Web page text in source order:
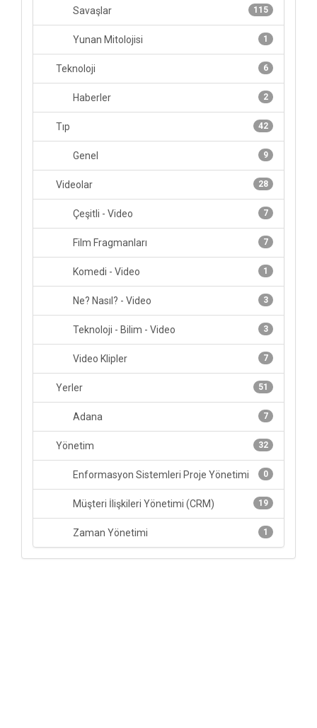
115
Savaşlar
1
Yunan Mitolojisi
6
Teknoloji
2
Haberler
42
Tıp
9
Genel
28
Videolar
7
Çeşitli - Video
7
Film Fragmanları
1
Komedi - Video
3
Ne? Nasıl? - Video
3
Teknoloji - Bilim - Video
7
Video Klipler
51
Yerler
7
Adana
32
Yönetim
0
Enformasyon Sistemleri Proje Yönetimi
19
Müşteri İlişkileri Yönetimi (CRM)
1
Zaman Yönetimi